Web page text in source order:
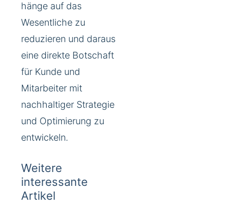
hänge auf das
Wesentliche zu
reduzieren und daraus
eine direkte Botschaft
für Kunde und
Mitarbeiter mit
nachhaltiger Strategie
und Optimierung zu
entwickeln.
Weitere
interessante
Artikel